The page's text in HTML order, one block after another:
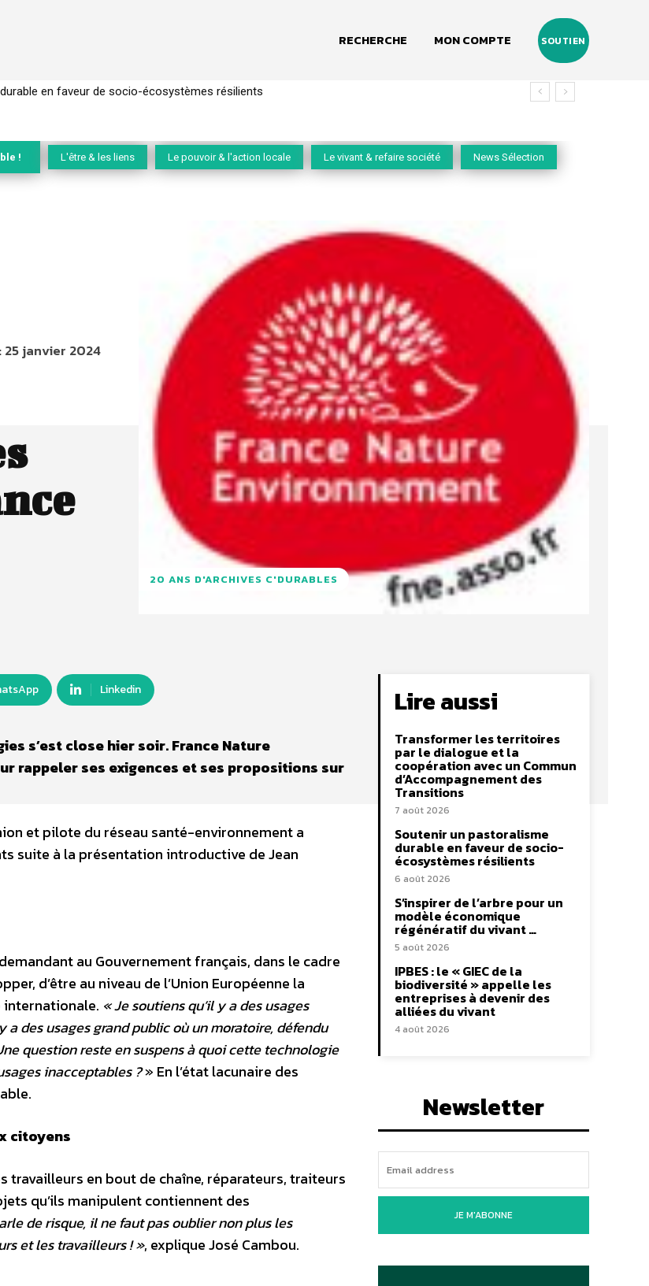
RECHERCHE MON COMPTE SOUTIEN
modèle économique régénératif du vivant …
! L'être & les liens Le pouvoir & l'action locale Le vivant & refaire société News Sélection
25 janvier 2024
20 ANS D'ARCHIVES C'DURABLES
Linkedin
s’est close hier soir. France Nature
rappeler ses exigences et ses propositions sur
et pilote du réseau santé-environnement a
suite à la présentation introductive de Jean
au Gouvernement français, dans le cadre
d’être au niveau de l’Union Européenne la
internationale. « Je soutiens qu’il y a des usages
des usages grand public où un moratoire, défendu
question reste en suspens à quoi cette technologie
inacceptables ?» En l’état lacunaire des
citoyens
travailleurs en bout de chaîne, réparateurs, traiteurs
qu’ils manipulent contiennent des
de risque, il ne faut pas oublier non plus les
et les travailleurs ! », explique José Cambou.
Lire aussi
Transformer les territoires
par le dialogue et la
coopération avec un Commun
d’Accompagnement des
Transitions
7 août 2026
Soutenir un pastoralisme
durable en faveur de socio-
écosystèmes résilients
6 août 2026
S’inspirer de l’arbre pour un
modèle économique
régénératif du vivant …
5 août 2026
IPBES : le « GIEC de la
biodiversité » appelle les
entreprises à devenir des
alliées du vivant
4 août 2026
Newsletter
JE M'ABONNE